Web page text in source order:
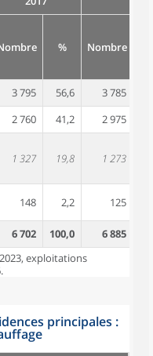
% Nombre
3 795 56,6 3 785
2 760 41,2 2 975
1 327 19,8 1 273
148 2,2 125
6 702 100,0 6 885
exploitations
principales :